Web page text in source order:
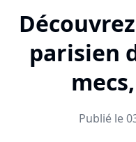
parisien
Publié le